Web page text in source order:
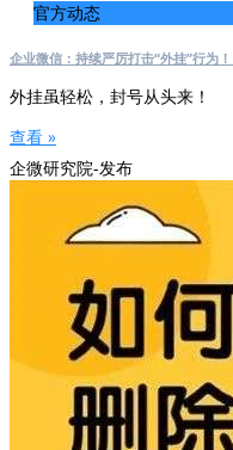
官方动态
企业微信：持续严厉打击“外挂”行为
外挂虽轻松，封号从头来！
查看 »
企微研究院-发布